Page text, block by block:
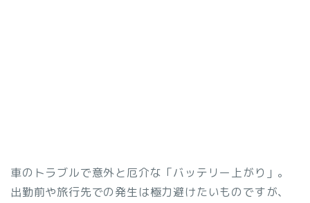
車のトラブルで意外と厄介な「バッテリー上がり」。
出勤前や旅行先での発生は極力避けたいものですが、